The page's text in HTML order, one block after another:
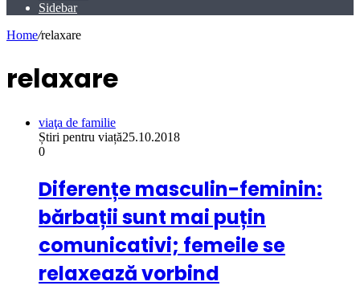
Sidebar
Home/relaxare
relaxare
viaţa de familie
Știri pentru viață25.10.2018
0
Diferențe masculin-feminin:
bărbații sunt mai puțin
comunicativi; femeile se
relaxează vorbind